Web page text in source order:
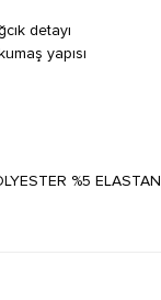
detayı
yapısı
%5 ELASTAN